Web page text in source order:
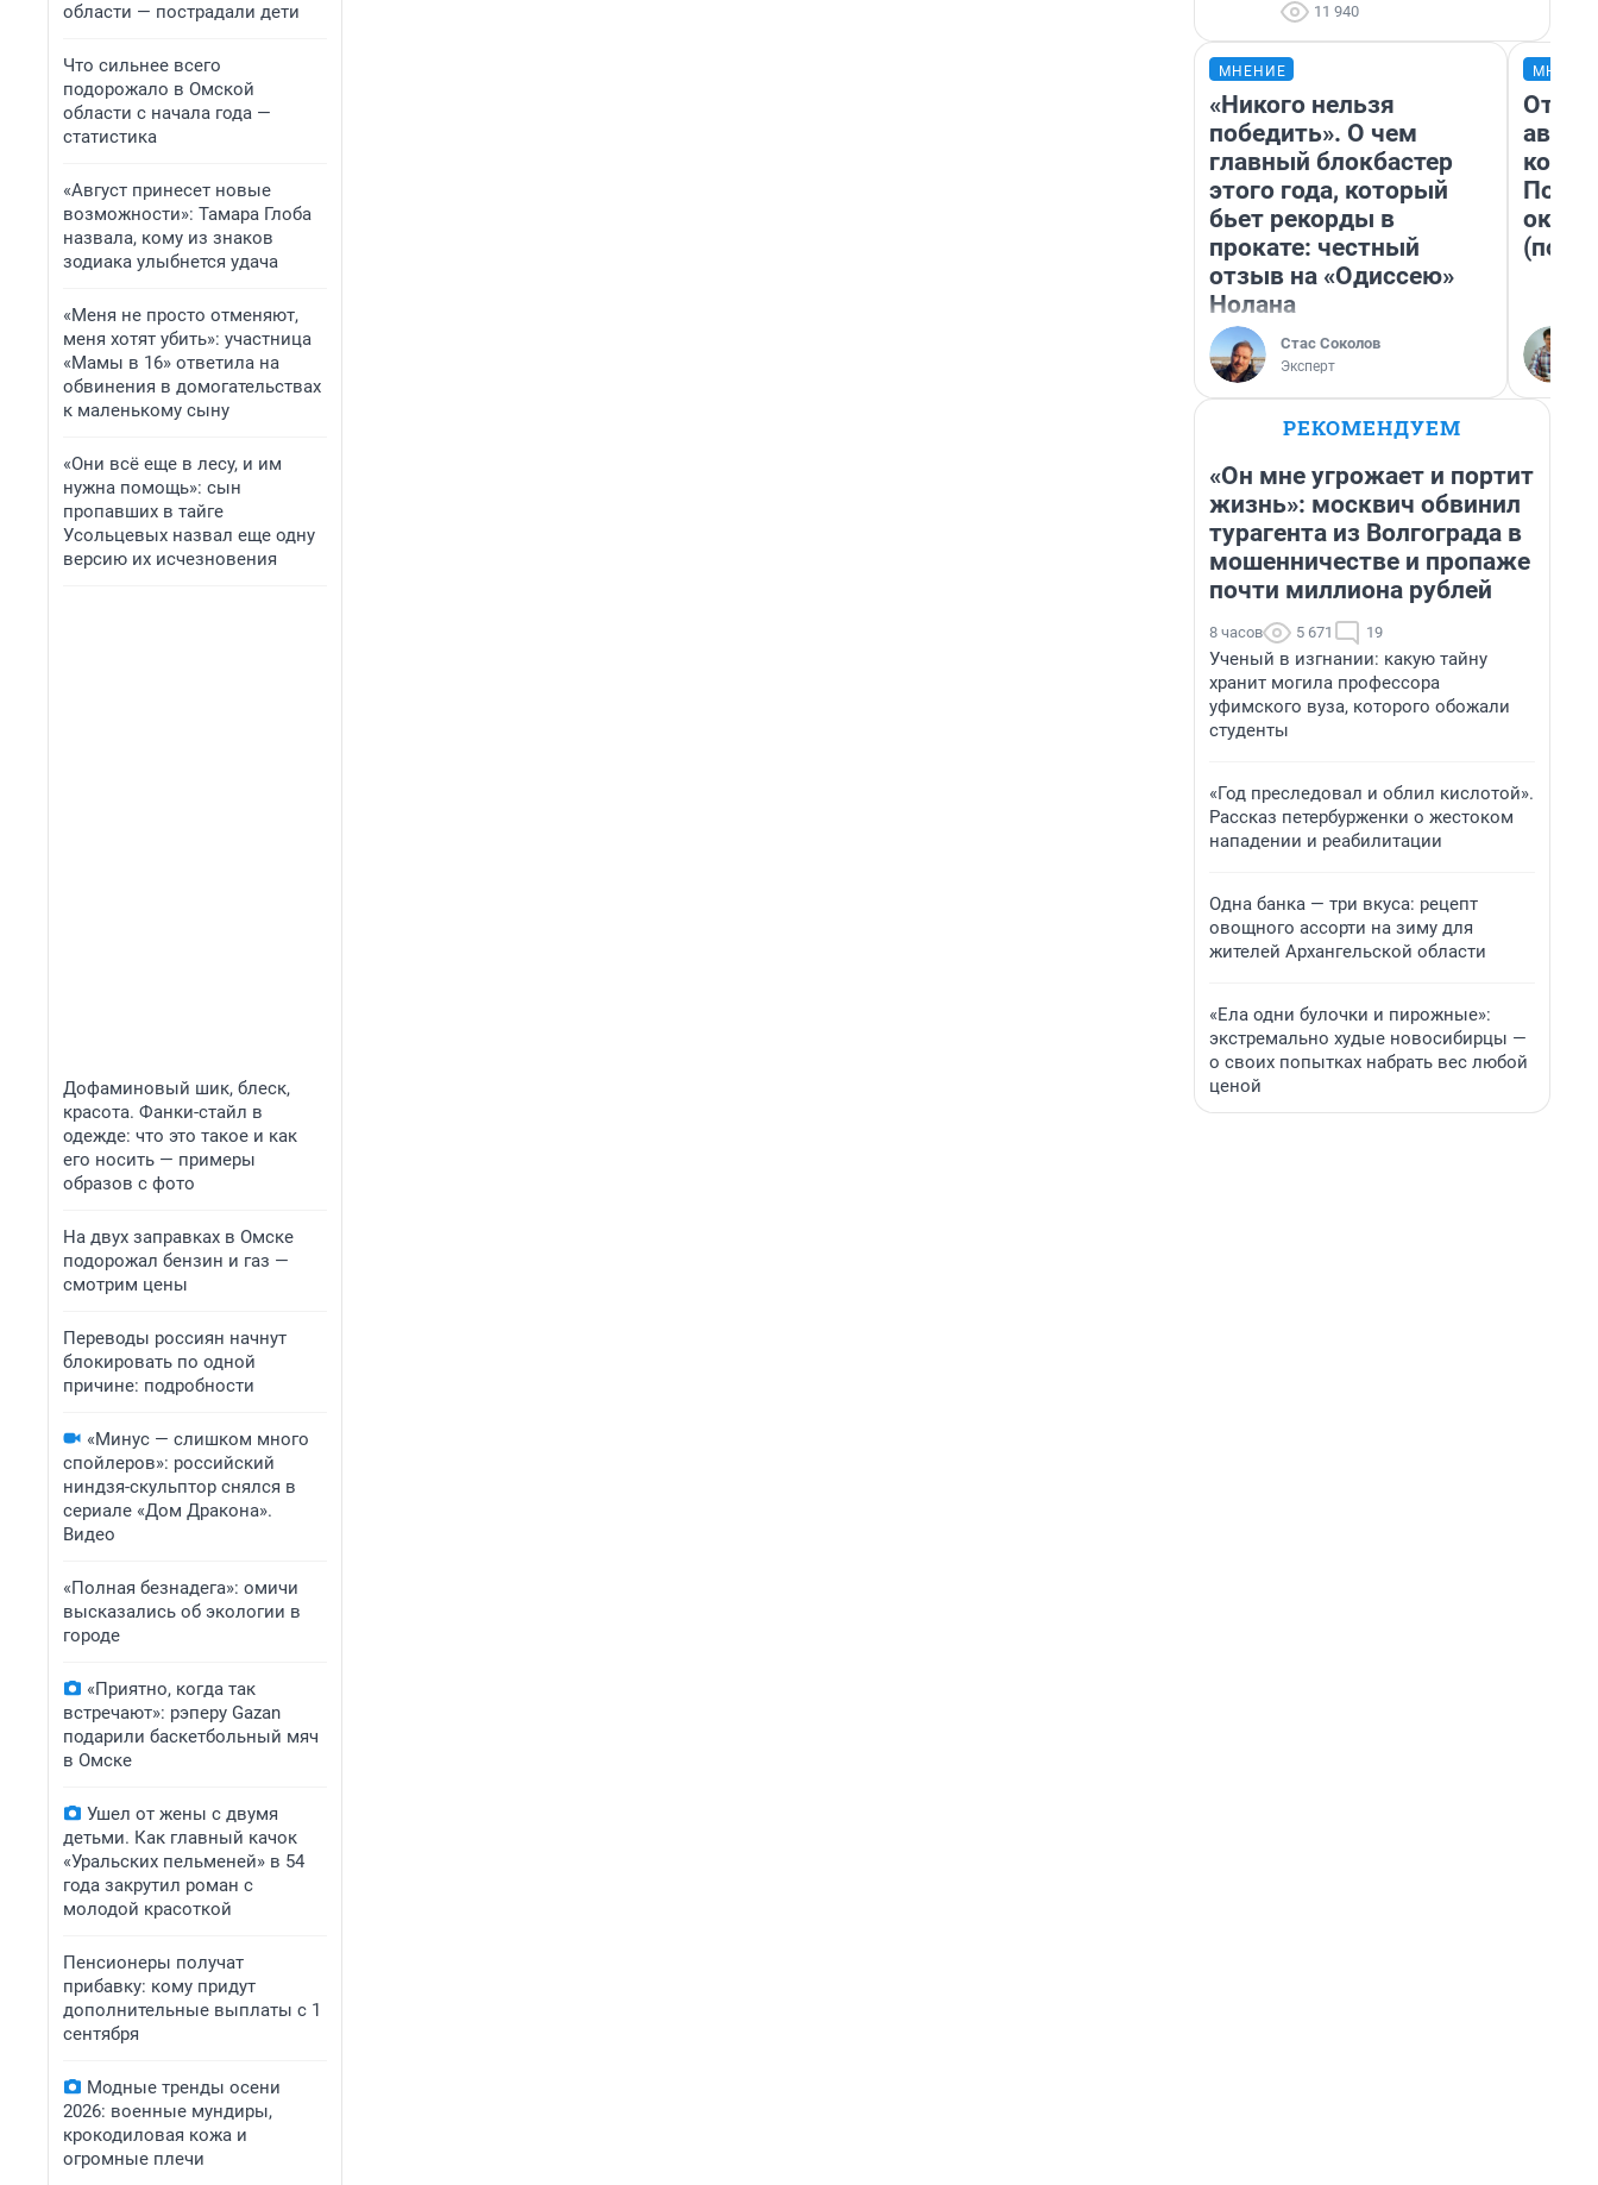
области — пострадали дети
Что сильнее всего
подорожало в Омской
области с начала года —
статистика
«Август принесет новые
возможности»: Тамара Глоба
назвала, кому из знаков
зодиака улыбнется удача
«Меня не просто отменяют,
меня хотят убить»: участница
«Мамы в 16» ответила на
обвинения в домогательствах
к маленькому сыну
«Они всё еще в лесу, и им
нужна помощь»: сын
пропавших в тайге
Усольцевых назвал еще одну
версию их исчезновения
Дофаминовый шик, блеск,
красота. Фанки-стайл в
одежде: что это такое и как
его носить — примеры
образов с фото
На двух заправках в Омске
подорожал бензин и газ —
смотрим цены
Переводы россиян начнут
блокировать по одной
причине: подробности
«Минус — слишком много
спойлеров»: российский
ниндзя-скульптор снялся в
сериале «Дом Дракона».
Видео
«Полная безнадега»: омичи
высказались об экологии в
городе
«Приятно, когда так
встречают»: рэперу Gazan
подарили баскетбольный мяч
в Омске
Ушел от жены с двумя
детьми. Как главный качок
«Уральских пельменей» в 54
года закрутил роман с
молодой красоткой
Пенсионеры получат
прибавку: кому придут
дополнительные выплаты с 1
сентября
Модные тренды осени
2026: военные мундиры,
крокодиловая кожа и
огромные плечи
11 940
МНЕНИЕ
«Никого нельзя
победить». О чем
главный блокбастер
этого года, который
бьет рекорды в
прокате: честный
отзыв на «Одиссею»
Нолана
Стас Соколов
Эксперт
От
РЕКОМЕНДУЕМ
«Он мне угрожает и портит
жизнь»: москвич обвинил
турагента из Волгограда в
мошенничестве и пропаже
почти миллиона рублей
8 часов 5 671 19
Ученый в изгнании: какую тайну
хранит могила профессора
уфимского вуза, которого обожали
студенты
«Год преследовал и облил кислотой».
Рассказ петербурженки о жестоком
нападении и реабилитации
Одна банка — три вкуса: рецепт
овощного ассорти на зиму для
жителей Архангельской области
«Ела одни булочки и пирожные»:
экстремально худые новосибирцы —
о своих попытках набрать вес любой
ценой